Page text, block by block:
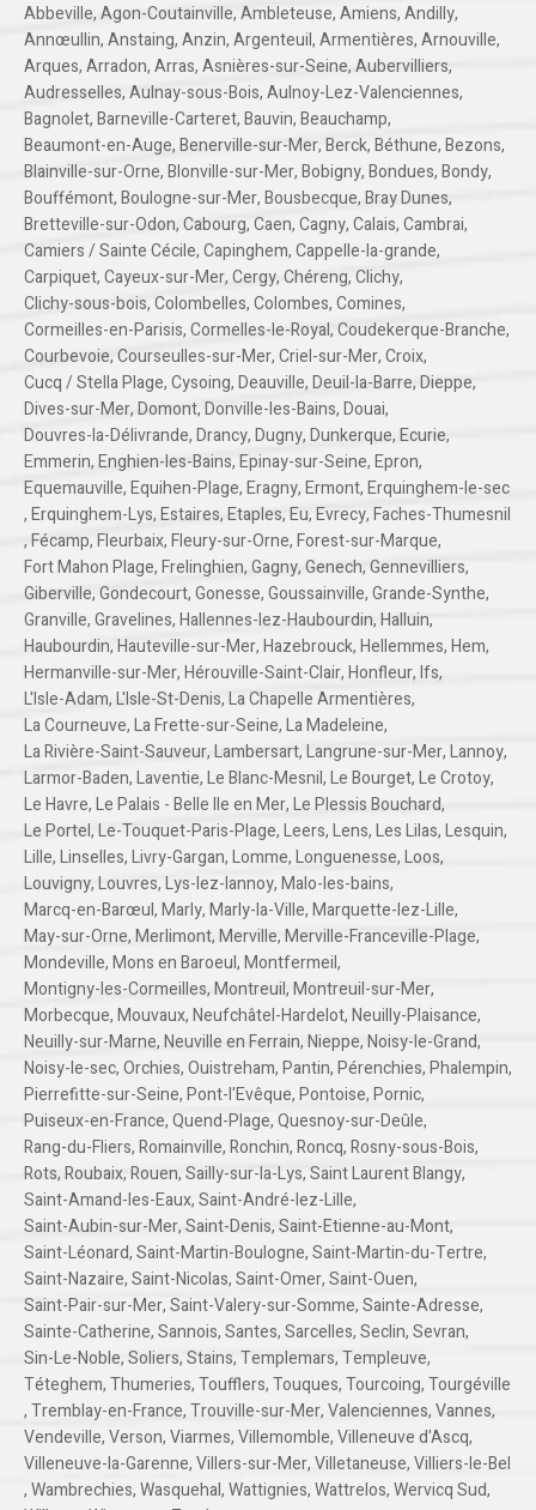
Abbeville,Agon-Coutainville,Ambleteuse,Amiens,Andilly,
Annœullin,Anstaing,Anzin,Argenteuil,Armentières,Arnouville,
Arques,Arradon,Arras,Asnières-sur-Seine,Aubervilliers,
Audresselles,Aulnay-sous-Bois,Aulnoy-Lez-Valenciennes,
Bagnolet,Barneville-Carteret,Bauvin,Beauchamp,
Beaumont-en-Auge,Benerville-sur-Mer,Berck,Béthune,Bezons,
Blainville-sur-Orne,Blonville-sur-Mer,Bobigny,Bondues,Bondy,
Bouffémont,Boulogne-sur-Mer,Bousbecque,Bray Dunes,
Bretteville-sur-Odon,Cabourg,Caen,Cagny,Calais,Cambrai,
Camiers / Sainte Cécile,Capinghem,Cappelle-la-grande,
Carpiquet,Cayeux-sur-Mer,Cergy,Chéreng,Clichy,
Clichy-sous-bois,Colombelles,Colombes,Comines,
Cormeilles-en-Parisis,Cormelles-le-Royal,Coudekerque-Branche,
Courbevoie,Courseulles-sur-Mer,Criel-sur-Mer,Croix,
Cucq / Stella Plage,Cysoing,Deauville,Deuil-la-Barre,Dieppe,
Dives-sur-Mer,Domont,Donville-les-Bains,Douai,
Douvres-la-Délivrande,Drancy,Dugny,Dunkerque,Ecurie,
Emmerin,Enghien-les-Bains,Epinay-sur-Seine,Epron,
Equemauville,Equihen-Plage,Eragny,Ermont,Erquinghem-le-sec
,Erquinghem-Lys,Estaires,Etaples,Eu,Evrecy,Faches-Thumesnil
,Fécamp,Fleurbaix,Fleury-sur-Orne,Forest-sur-Marque,
Fort Mahon Plage,Frelinghien,Gagny,Genech,Gennevilliers,
Giberville,Gondecourt,Gonesse,Goussainville,Grande-Synthe,
Granville,Gravelines,Hallennes-lez-Haubourdin,Halluin,
Haubourdin,Hauteville-sur-Mer,Hazebrouck,Hellemmes,Hem,
Hermanville-sur-Mer,Hérouville-Saint-Clair,Honfleur,Ifs,
L'Isle-Adam,L'Isle-St-Denis,La Chapelle Armentières,
La Courneuve,La Frette-sur-Seine,La Madeleine,
La Rivière-Saint-Sauveur,Lambersart,Langrune-sur-Mer,Lannoy,
Larmor-Baden,Laventie,Le Blanc-Mesnil,Le Bourget,Le Crotoy,
Le Havre,Le Palais - Belle Ile en Mer,Le Plessis Bouchard,
Le Portel,Le-Touquet-Paris-Plage,Leers,Lens,Les Lilas,Lesquin,
Lille,Linselles,Livry-Gargan,Lomme,Longuenesse,Loos,
Louvigny,Louvres,Lys-lez-lannoy,Malo-les-bains,
Marcq-en-Barœul,Marly,Marly-la-Ville,Marquette-lez-Lille,
May-sur-Orne,Merlimont,Merville,Merville-Franceville-Plage,
Mondeville,Mons en Baroeul,Montfermeil,
Montigny-les-Cormeilles,Montreuil,Montreuil-sur-Mer,
Morbecque,Mouvaux,Neufchâtel-Hardelot,Neuilly-Plaisance,
Neuilly-sur-Marne,Neuville en Ferrain,Nieppe,Noisy-le-Grand,
Noisy-le-sec,Orchies,Ouistreham,Pantin,Pérenchies,Phalempin,
Pierrefitte-sur-Seine,Pont-l'Evêque,Pontoise,Pornic,
Puiseux-en-France,Quend-Plage,Quesnoy-sur-Deûle,
Rang-du-Fliers,Romainville,Ronchin,Roncq,Rosny-sous-Bois,
Rots,Roubaix,Rouen,Sailly-sur-la-Lys,Saint Laurent Blangy,
Saint-Amand-les-Eaux,Saint-André-lez-Lille,
Saint-Aubin-sur-Mer,Saint-Denis,Saint-Etienne-au-Mont,
Saint-Léonard,Saint-Martin-Boulogne,Saint-Martin-du-Tertre,
Saint-Nazaire,Saint-Nicolas,Saint-Omer,Saint-Ouen,
Saint-Pair-sur-Mer,Saint-Valery-sur-Somme,Sainte-Adresse,
Sainte-Catherine,Sannois,Santes,Sarcelles,Seclin,Sevran,
Sin-Le-Noble,Soliers,Stains,Templemars,Templeuve,
Téteghem,Thumeries,Toufflers,Touques,Tourcoing,Tourgéville
,Tremblay-en-France,Trouville-sur-Mer,Valenciennes,Vannes,
Vendeville,Verson,Viarmes,Villemomble,Villeneuve d'Ascq,
Villeneuve-la-Garenne,Villers-sur-Mer,Villetaneuse,Villiers-le-Bel
,Wambrechies,Wasquehal,Wattignies,Wattrelos,Wervicq Sud,